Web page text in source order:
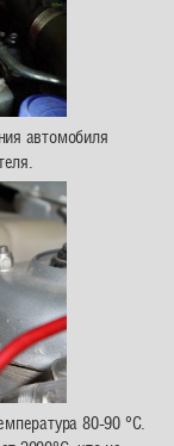
автомобиля
80-90 °C.